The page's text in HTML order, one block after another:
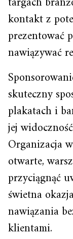
kontakt z
prezentować
nawiązywać
skuteczny
plakatach i
jej
Organizacja
otwarte,
przyciągnąć
świetna
nawiązania
klientami.